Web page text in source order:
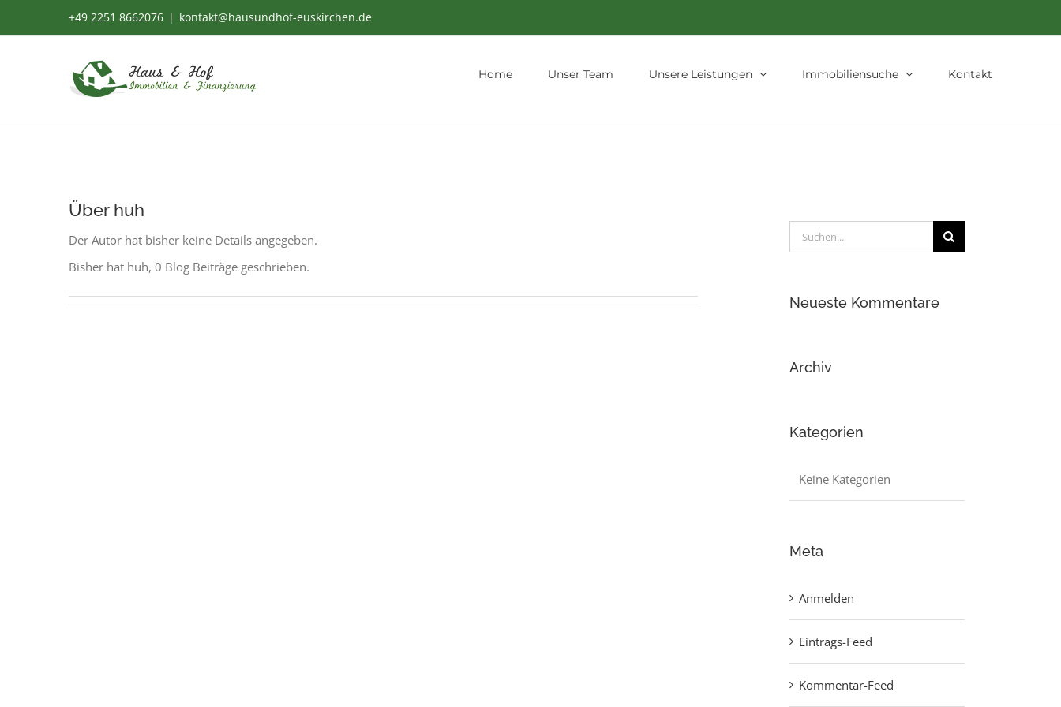
Inhalt
+49 2251 8662076 | kontakt@hausundhof-euskirchen.de
Home Unser Team Unsere Leistungen Immobiliensuche Kontakt
Über huh
Der Autor hat bisher keine Details angegeben.
Bisher hat huh, 0 Blog Beiträge geschrieben.
Suche
Neueste Kommentare
Archiv
Kategorien
Keine Kategorien
Meta
Anmelden
Eintrags-Feed
Kommentar-Feed